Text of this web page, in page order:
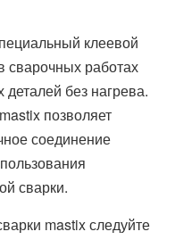
клеевой
сварочных работах
без нагрева.
позволяет
соединение
сварки.
mastix следуйте